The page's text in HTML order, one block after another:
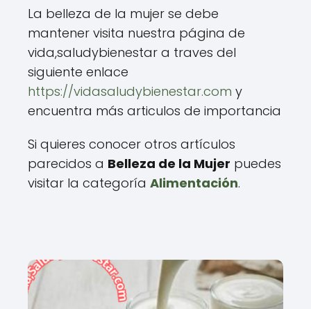
La belleza de la mujer se debe
mantener visita nuestra página de
vida,saludybienestar a traves del
siguiente enlace
https://vidasaludybienestar.com y
encuentra más articulos de importancia
Si quieres conocer otros artículos
parecidos a Belleza de la Mujer puedes
visitar la categoría Alimentación.